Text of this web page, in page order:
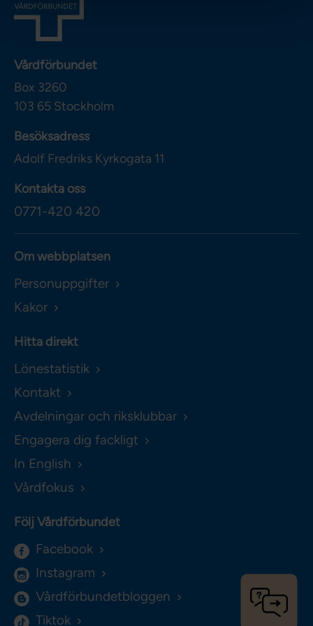
Vårdförbundet
Box 3260
103 65 Stockholm
Besöksadress
Adolf Fredriks Kyrkogata 11
Kontakta oss
0771-420 420
Om webbplatsen
Personuppgifter
Kakor
Hitta direkt
Lönestatistik
Kontakt
Avdelningar och riksklubbar
Engagera dig fackligt
In English
Vårdfokus
Följ Vårdförbundet
Facebook
Instagram
Vårdförbundetbloggen
Tiktok